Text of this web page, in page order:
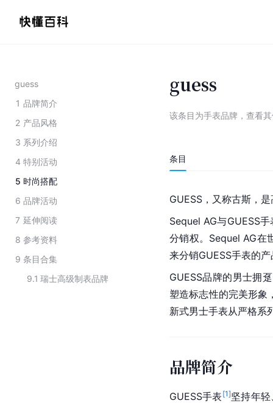
guess
1 品牌简介
2 产品风格
3 系列介绍
4 特别活动
5 时尚搭配
6 品牌活动
7 延伸阅读
8 参考资料
9 条目合集
9.1 瑞士高级制表品牌
guess
该条目为手表品牌 ， 查看
条目
GUESS，又称古斯，
Sequel AG与GUESS
分销权。Sequel AG在
来分销GUESS手表的
GUESS品牌的男士拥趸
塑造标志性的完美形象
新式男士手表从严格系
品牌简介
GUESS手表 [1]坚持年